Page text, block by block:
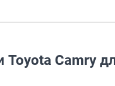
Camry